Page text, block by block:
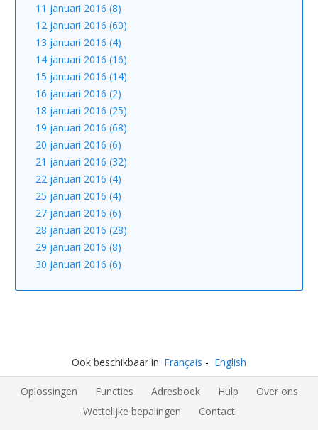
11 januari 2016 (8)
12 januari 2016 (60)
13 januari 2016 (4)
14 januari 2016 (16)
15 januari 2016 (14)
16 januari 2016 (2)
18 januari 2016 (25)
19 januari 2016 (68)
20 januari 2016 (6)
21 januari 2016 (32)
22 januari 2016 (4)
25 januari 2016 (4)
27 januari 2016 (6)
28 januari 2016 (28)
29 januari 2016 (8)
30 januari 2016 (6)
Ook beschikbaar in: Français English
Oplossingen Functies Adresboek Hulp
Over ons
Wettelijke bepalingen
Contact